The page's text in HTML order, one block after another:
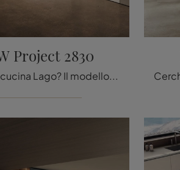
Project 2830
Cerchi una cucina Lago? Il modello NOW Project 2830 in MDI ti aspetta nel nostro negozio di Cucine Design in linea.